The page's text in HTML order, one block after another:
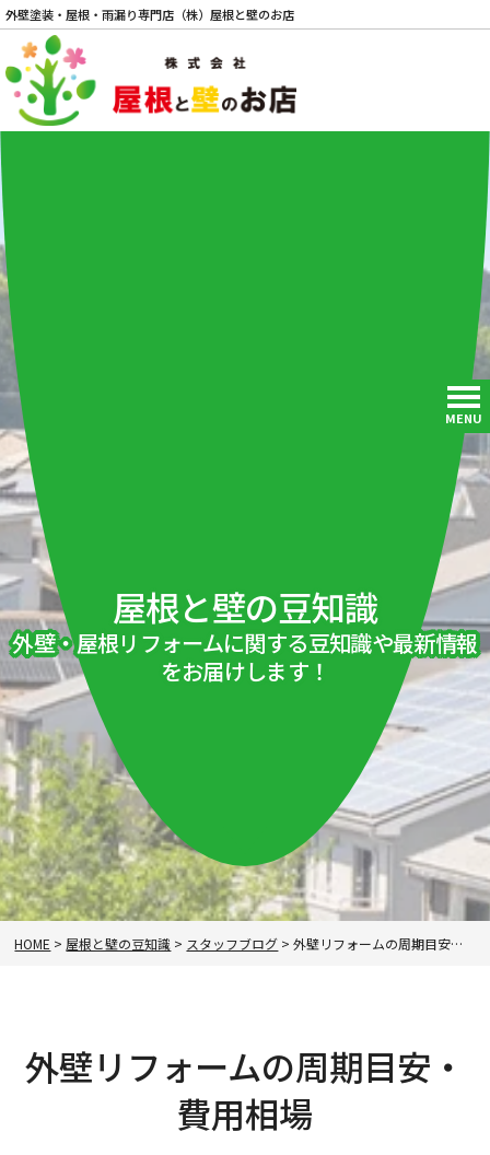
外壁塗装・屋根・雨漏り専門店（株）屋根と壁のお店
MENU
屋根と壁の豆知識
外壁・屋根リフォームに関する豆知識や最新情報
をお届けします！
HOME > 屋根と壁の豆知識 > スタッフブログ >外壁リフォームの周期目安・費用相場
外壁リフォームの周期目安・
費用相場